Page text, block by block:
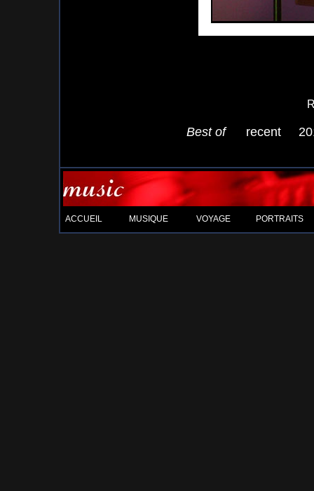
Best of recent
ACCUEIL MUSIQUE VOYAGE PORTRAITS